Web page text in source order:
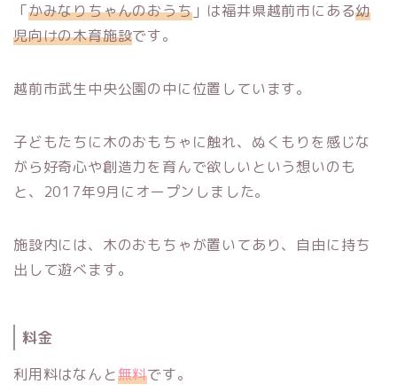
「かみなりちゃんのおうち」は福井県越前市にある幼
児向けの木育施設です。
越前市武生中央公園の中に位置しています。
子どもたちに木のおもちゃに触れ、ぬくもりを感じな
がら好奇心や創造力を育んで欲しいという想いのも
と、2017年9月にオープンしました。
施設内には、木のおもちゃが置いてあり、自由に持ち
出して遊べます。
料金
利用料はなんと無料です。